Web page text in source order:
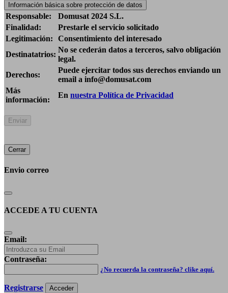
Información básica sobre protección de datos
Responsable:
Domusat 2024 S.L.
Finalidad:
Prestarle el servicio solicitado
Legitimación:
Consentimiento del interesado
Destinatatrios:
No se cederán datos a terceros, salvo obligación
legal.
Derechos:
Puede ejercitar todos sus derechos enviando un
email a info@domusat.com
Más
información:
En nuestra Política de Privacidad
Cerrar
Envio correo
ACCEDE A TU CUENTA
Email:
Contraseña:
¿No recuerda la contraseña? clike aquí.
Registrarse Acceder